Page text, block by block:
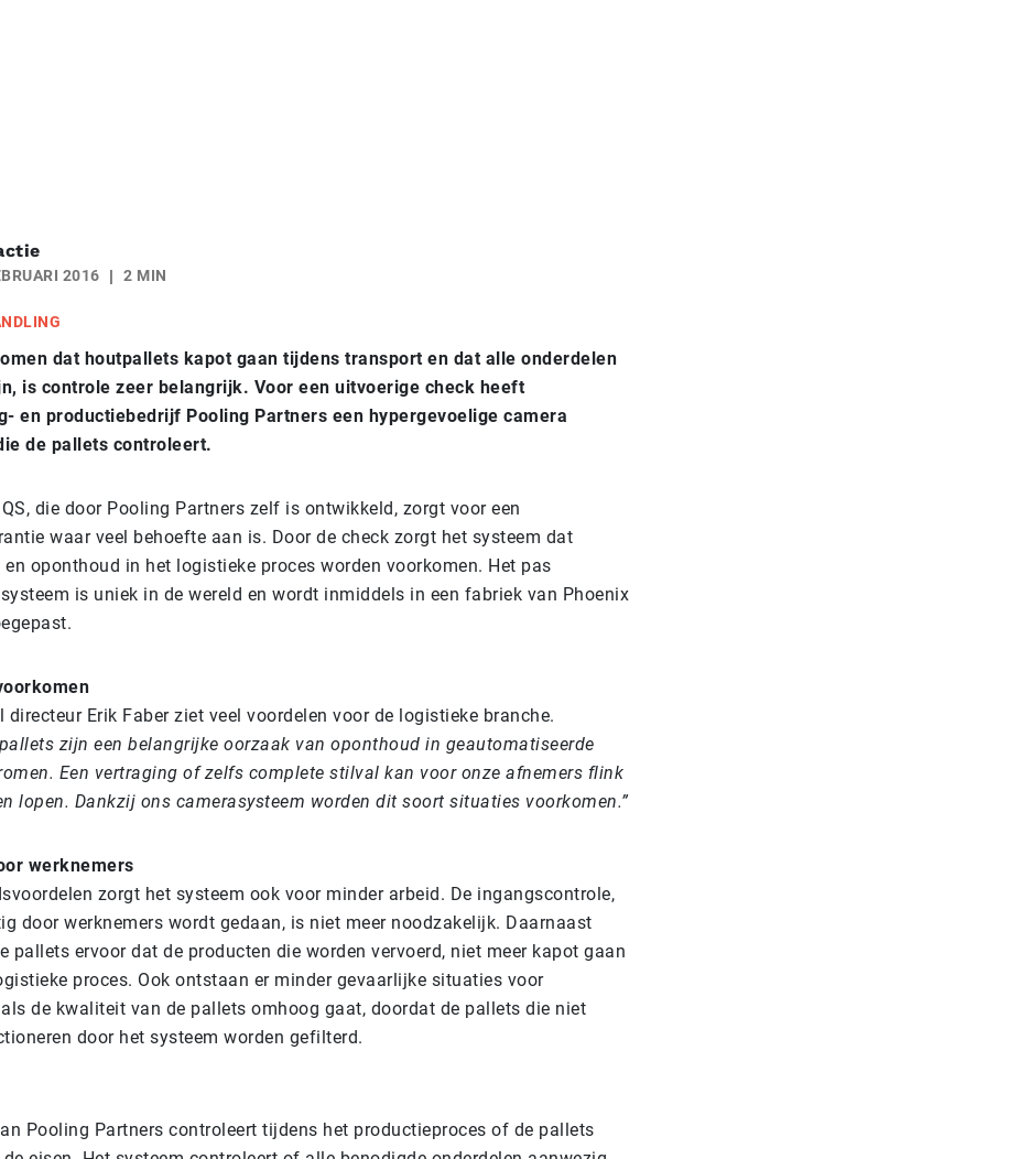
2016 2 MIN
dat houtpallets kapot gaan tijdens transport en dat alle onderdelen
is controle zeer belangrijk. Voor een uitvoerige check heeft
en productiebedrijf Pooling Partners een hypergevoelige camera
de pallets controleert.
die door Pooling Partners zelf is ontwikkeld, zorgt voor een
waar veel behoefte aan is. Door de check zorgt het systeem dat
en oponthoud in het logistieke proces worden voorkomen. Het pas
is uniek in de wereld en wordt inmiddels in een fabriek van Phoenix
directeur Erik Faber ziet veel voordelen voor de logistieke branche.
zijn een belangrijke oorzaak van oponthoud in geautomatiseerde
Een vertraging of zelfs complete stilval kan voor onze afnemers flink
lopen. Dankzij ons camerasysteem worden dit soort situaties voorkomen.”
werknemers
zorgt het systeem ook voor minder arbeid. De ingangscontrole,
door werknemers wordt gedaan, is niet meer noodzakelijk. Daarnaast
pallets ervoor dat de producten die worden vervoerd, niet meer kapot gaan
proces. Ook ontstaan er minder gevaarlijke situaties voor
de kwaliteit van de pallets omhoog gaat, doordat de pallets die niet
door het systeem worden gefilterd.
Pooling Partners controleert tijdens het productieproces of de pallets